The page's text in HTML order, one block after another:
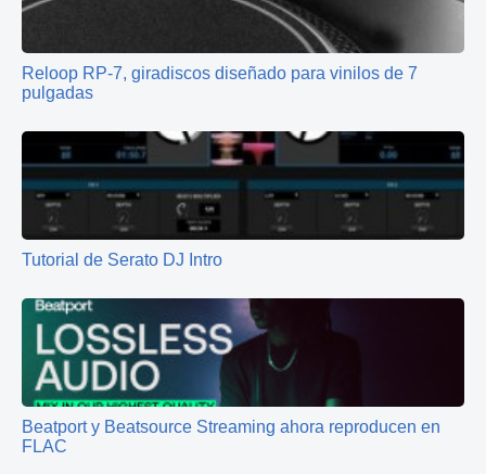
Reloop RP-7, giradiscos diseñado para vinilos de 7
pulgadas
Tutorial de Serato DJ Intro
Beatport y Beatsource Streaming ahora reproducen en
FLAC